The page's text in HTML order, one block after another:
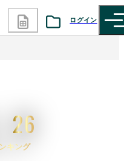
ログイン
情報掲載をご希望の方へ
26
キング